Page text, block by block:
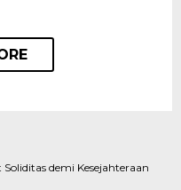
demi Kesejahteraan